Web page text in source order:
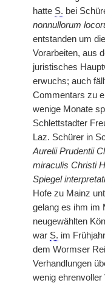
hatte S. bei
nonnullorum
entstanden um
Vorarbeiten, aus
juristisches
erwuchs; auch
Commentars zu
wenige Monate
Schlettstadter
Laz. Schürer in
Aurelii Prudentii
miraculis Christi
Spiegel
Hofe zu Mainz
gelang es ihm im
neugewählten
war S. im
dem Wormser
Verhandlungen
wenig ehrenvoller